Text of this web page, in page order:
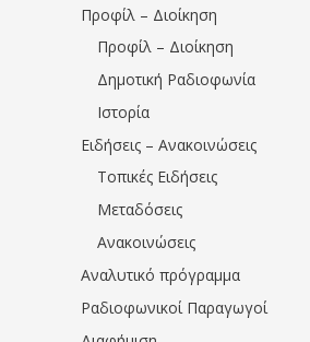
Προφίλ – Διοίκηση
Προφίλ – Διοίκηση
Δημοτική Ραδιοφωνία
Ιστορία
Ειδήσεις – Ανακοινώσεις
Τοπικές Ειδήσεις
Μεταδόσεις
Ανακοινώσεις
Αναλυτικό πρόγραμμα
Ραδιοφωνικοί Παραγωγοί